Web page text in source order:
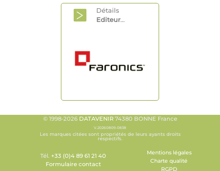
Détails
Editeur...
© 1998-2026 DATAVENIR74380 BONNE France
V.20260809.0838
Les marques citées sont propriétés de leurs ayants droits
respectifs.
Tél. +33 (0)4 89 61 21 40
Formulaire contact
Mentions légales
Charte qualité
RGPD